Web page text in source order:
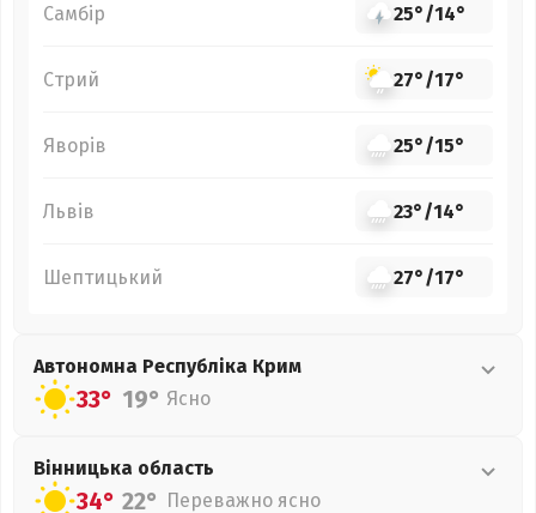
Самбір 25°/14°
Стрий 27°/17°
Яворів 25°/15°
Львів 23°/14°
Шептицький 27°/17°
Автономна Республіка Крим
33° 19° Ясно
Вінницька область
34° 22° Переважно ясно